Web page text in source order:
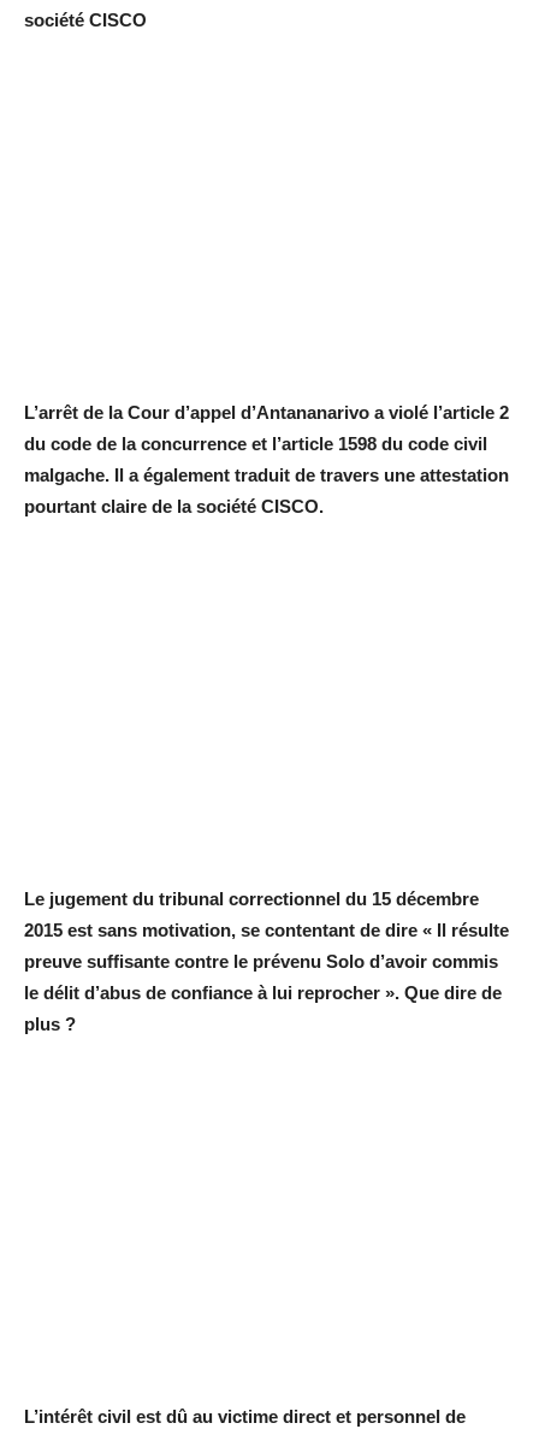
société CISCO
L’arrêt de la Cour d’appel d’Antananarivo a violé l’article 2
du code de la concurrence et l’article 1598 du code civil
malgache. Il a également traduit de travers une attestation
pourtant claire de la société CISCO.
Le jugement du tribunal correctionnel du 15 décembre
2015 est sans motivation, se contentant de dire « Il résulte
preuve suffisante contre le prévenu Solo d’avoir commis
le délit d’abus de confiance à lui reprocher ». Que dire de
plus ?
L’intérêt civil est dû au victime direct et personnel de